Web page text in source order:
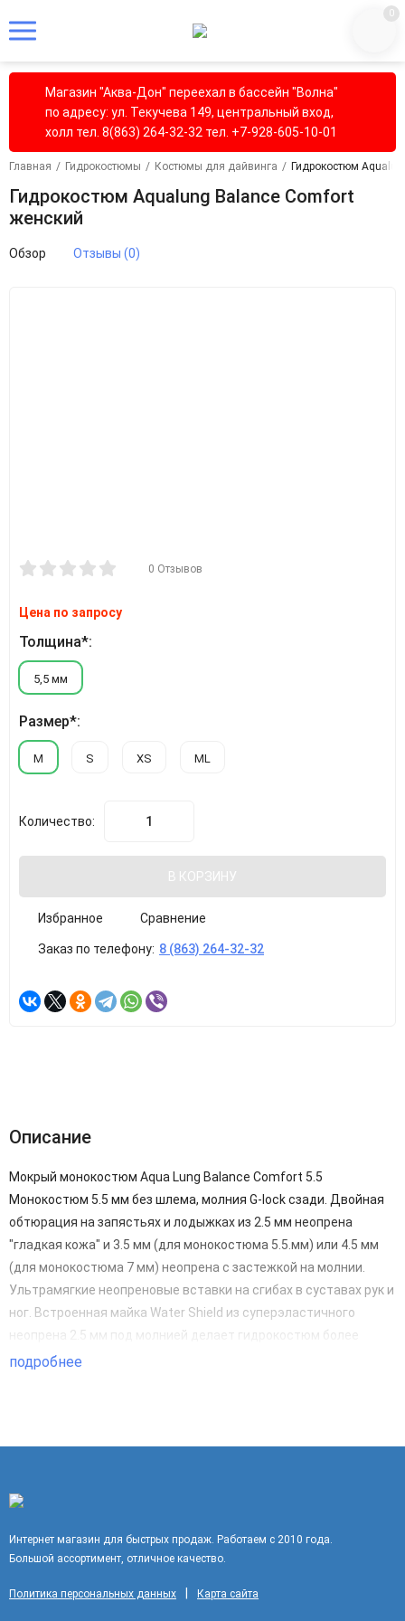
0
Магазин "Аква-Дон" переехал в бассейн "Волна"
по адресу: ул. Текучева 149, центральный вход,
холл тел. 8(863) 264-32-32 тел. +7-928-605-10-01
Главная / Гидрокостюмы / Костюмы для дайвинга / Гидрокостюм
Гидрокостюм Aqualung Balance Comfort
женский
Обзор Отзывы (0)
0 Отзывов
Цена по запросу
Толщина*:
5,5 мм
Размер*:
M S XS ML
Количество:
В КОРЗИНУ
Избранное Сравнение
Заказ по телефону: 8 (863) 264-32-32
Описание
Мокрый монокостюм Aqua Lung Balance Comfort 5.5
Монокостюм 5.5 мм без шлема, молния G-lock сзади. Двойная
обтюрация на запястьях и лодыжках из 2.5 мм неопрена
"гладкая кожа" и 3.5 мм (для монокостюма 5.5.мм) или 4.5 мм
(для монокостюма 7 мм) неопрена с застежкой на молнии.
Ультрамягкие неопреновые вставки на сгибах в суставах рук и
ног. Встроенная майка Water Shield из суперэластичного
неопрена 2.5 мм под молнией делает гидрокостюм более
водонепроницаемым. Новый V-образный ворот с внутренней
подробнее
Интернет магазин для быстрых продаж. Работаем с 2010 года.
Большой ассортимент, отличное качество.
Политика персональных данных Карта сайта